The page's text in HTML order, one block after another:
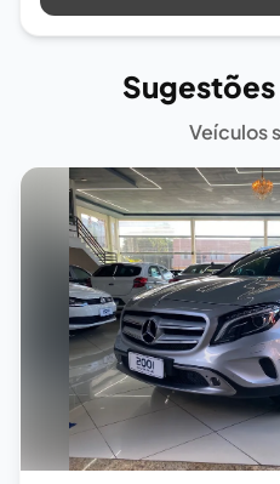
Veículos